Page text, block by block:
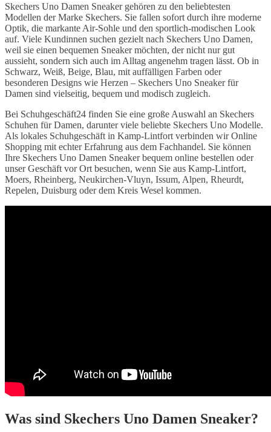
Skechers Uno Damen Sneaker gehören zu den beliebtesten
Modellen der Marke Skechers. Sie fallen sofort durch ihre moderne
Optik, die markante Air-Sohle und den sportlich-modischen Look
auf. Viele Kundinnen suchen gezielt nach Skechers Uno Damen,
weil sie einen bequemen Sneaker möchten, der nicht nur gut
aussieht, sondern sich auch im Alltag angenehm tragen lässt. Ob in
Schwarz, Weiß, Beige, Blau, mit auffälligen Farben oder
besonderen Designs wie Herzen – Skechers Uno Sneaker für
Damen sind vielseitig, bequem und modisch zugleich.
Bei Schuhgeschäft24 finden Sie eine große Auswahl an Skechers
Schuhen für Damen, darunter viele beliebte Skechers Uno Modelle.
Als lokales Schuhgeschäft in Kamp-Lintfort verbinden wir Online
Shopping mit echter Erfahrung aus dem Fachhandel. Sie können
Ihre Skechers Uno Damen Sneaker bequem online bestellen oder
unser Geschäft vor Ort besuchen, wenn Sie aus Kamp-Lintfort,
Moers, Rheinberg, Neukirchen-Vluyn, Issum, Alpen, Rheurdt,
Repelen, Duisburg oder dem Kreis Wesel kommen.
Was sind Skechers Uno Damen Sneaker?